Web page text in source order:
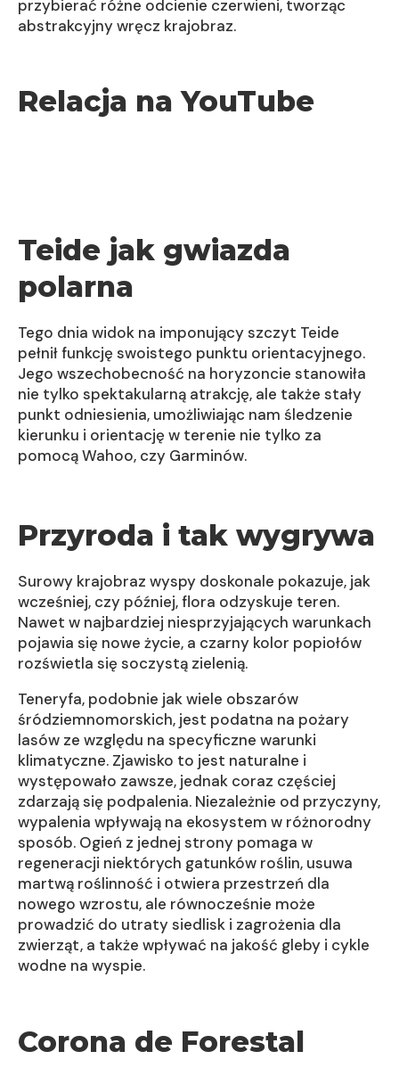
przybierać różne odcienie czerwieni, tworząc
abstrakcyjny wręcz krajobraz.
Relacja na YouTube
Teide jak gwiazda
polarna
Tego dnia widok na imponujący szczyt Teide
pełnił funkcję swoistego punktu orientacyjnego.
Jego wszechobecność na horyzoncie stanowiła
nie tylko spektakularną atrakcję, ale także stały
punkt odniesienia, umożliwiając nam śledzenie
kierunku i orientację w terenie nie tylko za
pomocą Wahoo, czy Garminów.
Przyroda i tak wygrywa
Surowy krajobraz wyspy doskonale pokazuje, jak
wcześniej, czy później, flora odzyskuje teren.
Nawet w najbardziej niesprzyjających warunkach
pojawia się nowe życie, a czarny kolor popiołów
rozświetla się soczystą zielenią.
Teneryfa, podobnie jak wiele obszarów
śródziemnomorskich, jest podatna na pożary
lasów ze względu na specyficzne warunki
klimatyczne. Zjawisko to jest naturalne i
występowało zawsze, jednak coraz częściej
zdarzają się podpalenia. Niezależnie od przyczyny,
wypalenia wpływają na ekosystem w różnorodny
sposób. Ogień z jednej strony pomaga w
regeneracji niektórych gatunków roślin, usuwa
martwą roślinność i otwiera przestrzeń dla
nowego wzrostu, ale równocześnie może
prowadzić do utraty siedlisk i zagrożenia dla
zwierząt, a także wpływać na jakość gleby i cykle
wodne na wyspie.
Corona de Forestal